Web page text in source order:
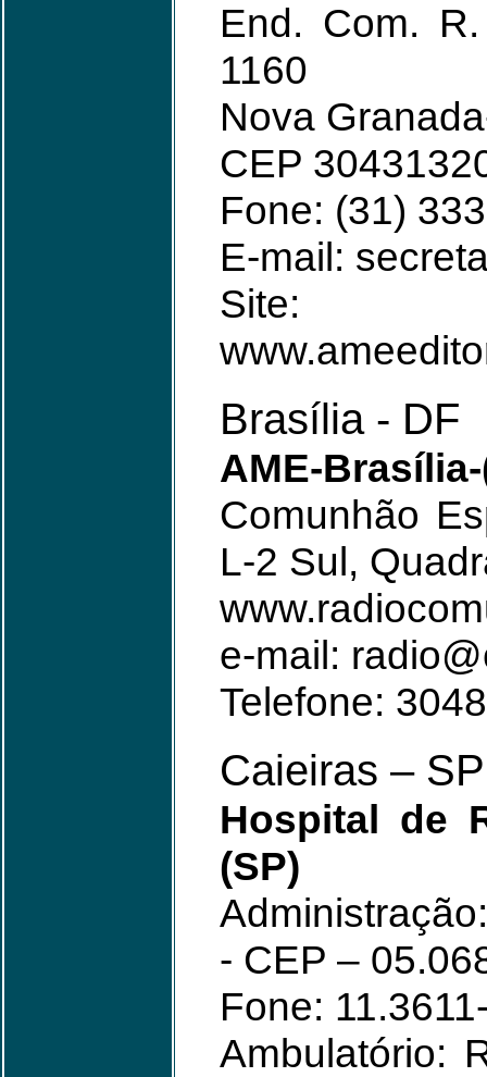
End. Com.
1160
Nova
CEP
Fone: (31)
E-mail:
Site:
Brasília - DF
AME-
Comunhão
L-2 Sul,
e-mail:
Telefone:
Caieiras – SP
Hospital de
(SP)
- CEP –
Fone:
Ambulatório: